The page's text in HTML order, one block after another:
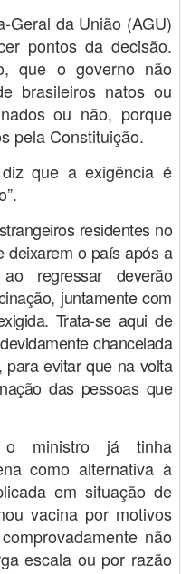
Geral da União (AGU)
pontos da decisão.
que o governo não
brasileiros natos ou
ou não, porque
pela Constituição.
que a exigência é
residentes no
deixarem o país após a
regressar deverão
juntamente com
Trata-se aqui de
chancelada
para evitar que na volta
das pessoas que
ministro já tinha
como alternativa à
em situação de
vacina por motivos
não
escala ou por razão